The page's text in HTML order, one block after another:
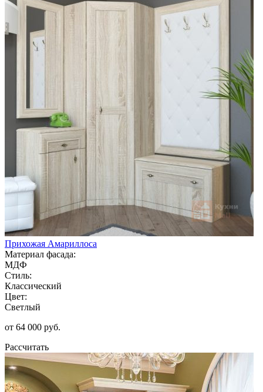
Прихожая Амариллоса
Материал фасада:
МДФ
Стиль:
Классический
Цвет:
Светлый
от 64 000 руб.
Рассчитать